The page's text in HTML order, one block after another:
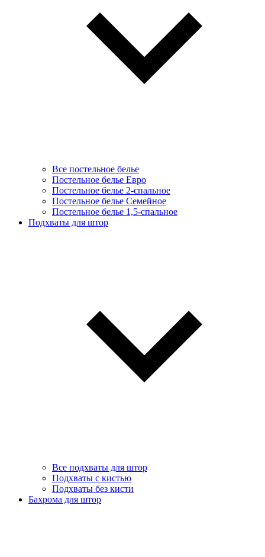
Все постельное белье
Постельное белье Евро
Постельное белье 2-спальное
Постельное белье Семейное
Постельное белье 1,5-спальное
Подхваты для штор
Все подхваты для штор
Подхваты с кистью
Подхваты без кисти
Бахрома для штор